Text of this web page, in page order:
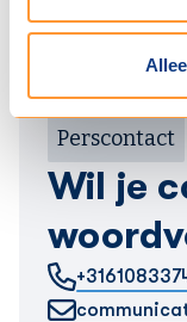
Gerritsen
Perscontact
Wil je